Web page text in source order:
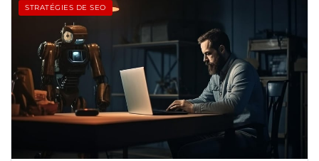
STRATÉGIES DE SEO